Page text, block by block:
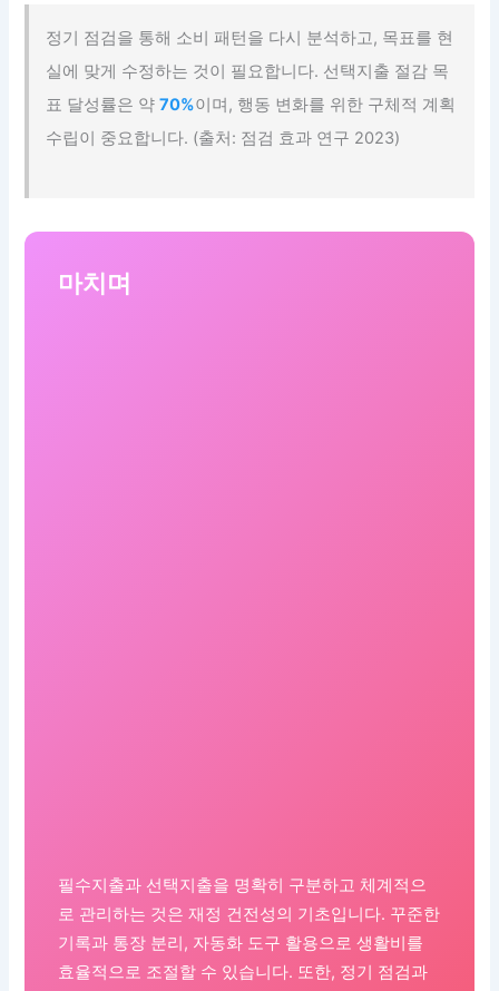
정기 점검을 통해 소비 패턴을 다시 분석하고, 목표를 현
실에 맞게 수정하는 것이 필요합니다. 선택지출 절감 목
표 달성률은 약70%이며, 행동 변화를 위한 구체적 계획
수립이 중요합니다. (출처: 점검 효과 연구 2023)
마치며
필수지출과 선택지출을 명확히 구분하고 체계적으
로 관리하는 것은 재정 건전성의 기초입니다. 꾸준한
기록과 통장 분리, 자동화 도구 활용으로 생활비를
효율적으로 조절할 수 있습니다. 또한, 정기 점검과